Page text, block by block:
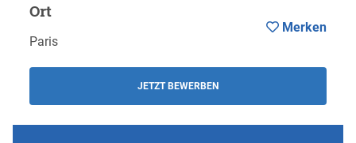
Ort
Paris
JETZT BEWERBEN
Merken